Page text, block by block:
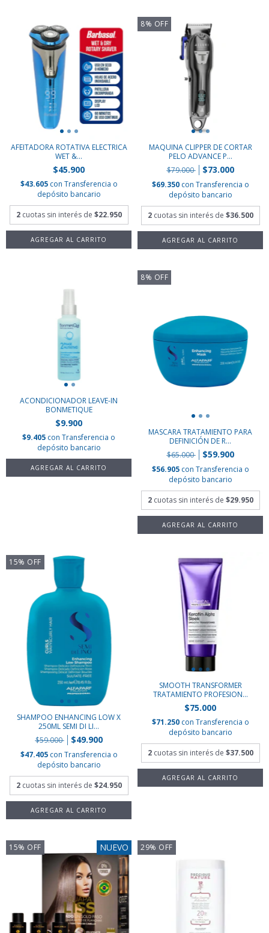
AFEITADORA ROTATIVA ELECTRICA
WET &...
$45.900
$43.605 con Transferencia o
depósito bancario
2 cuotas sin interés de $22.950
8% OFF
MAQUINA CLIPPER DE CORTAR
PELO ADVANCE P...
$79.000
$73.000
$69.350 con Transferencia o
depósito bancario
2 cuotas sin interés de $36.500
ACONDICIONADOR LEAVE-IN
BONMETIQUE
$9.900
$9.405 con Transferencia o
depósito bancario
8% OFF
MASCARA TRATAMIENTO PARA
DEFINICIÓN DE R...
$65.000
$59.900
$56.905 con Transferencia o
depósito bancario
2 cuotas sin interés de $29.950
15% OFF
SHAMPOO ENHANCING LOW X
250ML SEMI DI LI...
$59.000
$49.900
$47.405 con Transferencia o
depósito bancario
2 cuotas sin interés de $24.950
SMOOTH TRANSFORMER
TRATAMIENTO PROFESION...
$75.000
$71.250 con Transferencia o
depósito bancario
2 cuotas sin interés de $37.500
15% OFF NUEVO 29% OFF